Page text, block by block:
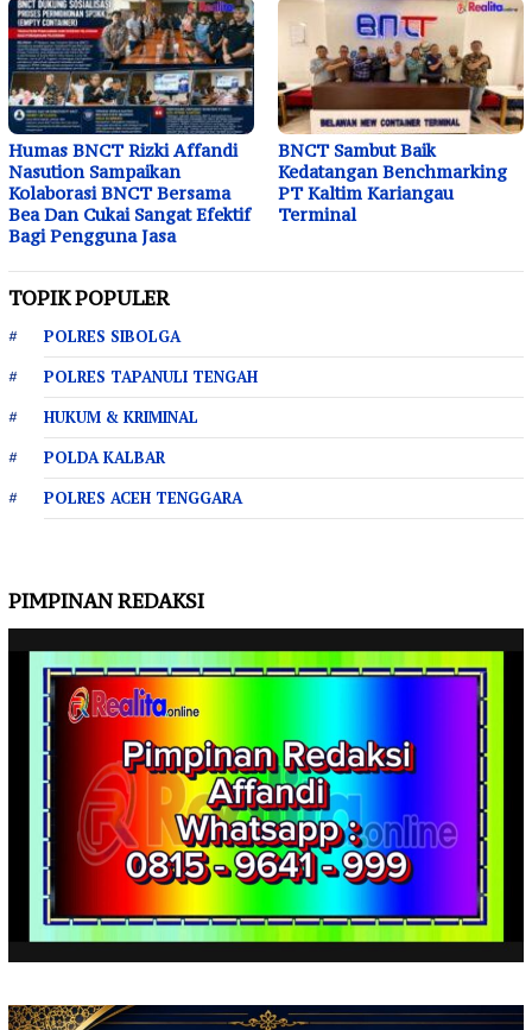
Humas BNCT Rizki Affandi
Nasution Sampaikan
Kolaborasi BNCT Bersama
Bea Dan Cukai Sangat Efektif
Bagi Pengguna Jasa
BNCT Sambut Baik
Kedatangan Benchmarking
PT Kaltim Kariangau
Terminal
TOPIK POPULER
POLRES SIBOLGA
POLRES TAPANULI TENGAH
HUKUM & KRIMINAL
POLDA KALBAR
POLRES ACEH TENGGARA
PIMPINAN REDAKSI